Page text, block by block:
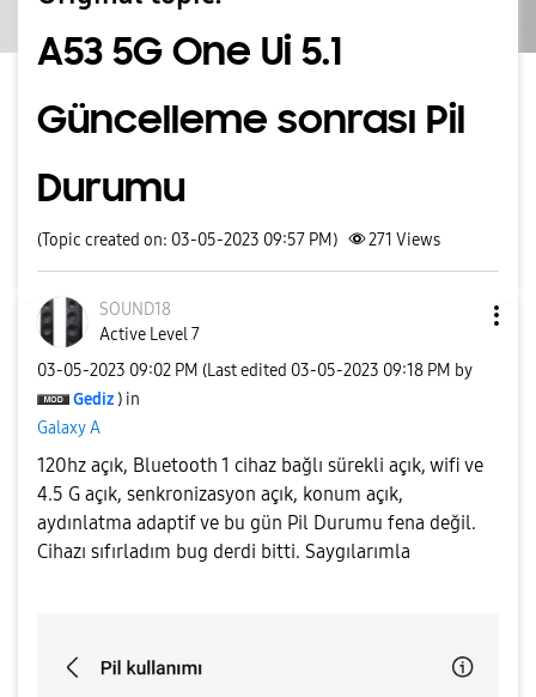
A53 5G One Ui 5.1
Güncelleme sonrası Pil
Durumu
(Topic created on: 03-05-2023 09:57 PM) 271 Views
SOUND18
Active Level 7
‎03-05-2023 09:02 PM (Last edited ‎03-05-2023 09:18 PM by
Gediz ) in
Galaxy A
120hz açık, Bluetooth 1 cihaz bağlı sürekli açık, wifi ve
4.5 G açık, senkronizasyon açık, konum açık,
aydınlatma adaptif ve bu gün Pil Durumu fena değil.
Cihazı sıfırladım bug derdi bitti. Saygılarımla